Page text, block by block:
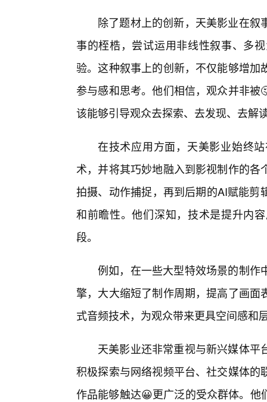
除了题材上的创新，天美影业在
事的桎梏，尝试运用非线性叙事、多
验。这种叙事上的创新，不仅能够增
参与感和思考。他们相信，观众并非
该能够引导观众去探索、去发现、去解
在技术应用方面，天美影业始终
术，并将其巧妙地融入到影视制作的
拍摄、动作捕捉，再到后期的AI赋能
和前瞻性。他们深知，技术是提升内
段。
例如，在一些大型特效场景的制作
擎，大大缩短了制作周期，提高了画
式音频技术，为观众带来更具空间感和
天美影业还非常重视与新兴媒体
积极探索与网络视频平台、社交媒体
作品能够触达😀更广泛的受众群体。